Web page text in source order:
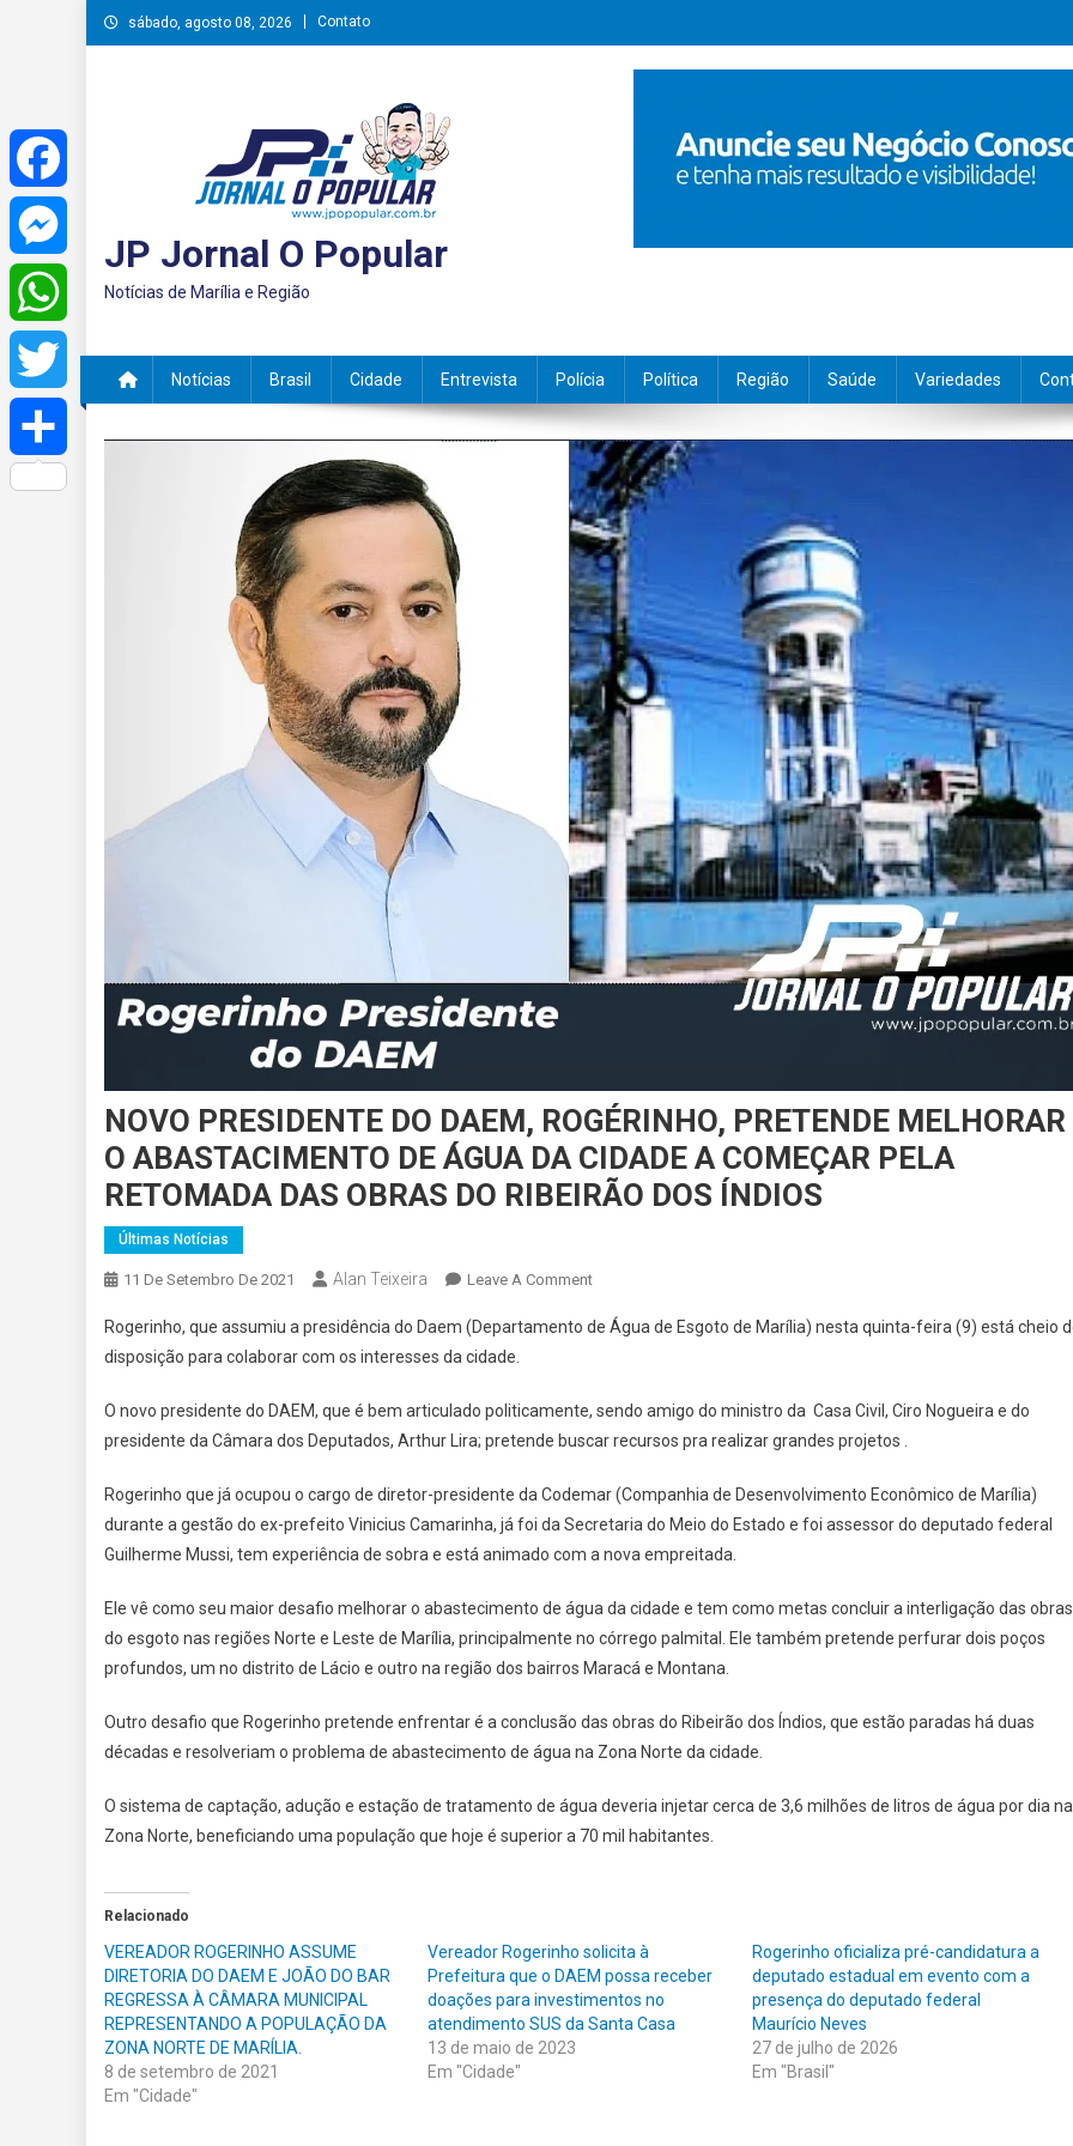
Skip
to
sábado, agosto 08, 2026 Contato
JP Jornal O Popular
Notícias de Marília e Região
Notícias Brasil Cidade Entrevista Polícia Política Região Saúde Variedades
NOVO PRESIDENTE DO DAEM, ROGÉRINHO, PRETENDE MELHORAR
O ABASTACIMENTO DE ÁGUA DA CIDADE A COMEÇAR PELA
RETOMADA DAS OBRAS DO RIBEIRÃO DOS ÍNDIOS
Últimas Notícias
11 De Setembro De 2021 Alan Teixeira Leave A CommentOn
PRESIDENTE
ROGÉRINHO,
PRETENDE
O
ABASTACIMENTO
DE
DA
CIDADE
A
PELA
RETOMADA
OBRAS
DO
Rogerinho, que assumiu a presidência do Daem (Departamento de Água de Esgoto de Marília) nesta quinta-feira (9) está cheio
disposição para colaborar com os interesses da cidade.
O novo presidente do DAEM, que é bem articulado politicamente, sendo amigo do ministro da Casa Civil, Ciro Nogueira e do
presidente da Câmara dos Deputados, Arthur Lira; pretende buscar recursos pra realizar grandes projetos .
Rogerinho que já ocupou o cargo de diretor-presidente da Codemar (Companhia de Desenvolvimento Econômico de Marília)
durante a gestão do ex-prefeito Vinicius Camarinha, já foi da Secretaria do Meio do Estado e foi assessor do deputado federal
Guilherme Mussi, tem experiência de sobra e está animado com a nova empreitada.
Ele vê como seu maior desafio melhorar o abastecimento de água da cidade e tem como metas concluir a interligação das obras
do esgoto nas regiões Norte e Leste de Marília, principalmente no córrego palmital. Ele também pretende perfurar dois poços
profundos, um no distrito de Lácio e outro na região dos bairros Maracá e Montana.
Outro desafio que Rogerinho pretende enfrentar é a conclusão das obras do Ribeirão dos Índios, que estão paradas há duas
décadas e resolveriam o problema de abastecimento de água na Zona Norte da cidade.
O sistema de captação, adução e estação de tratamento de água deveria injetar cerca de 3,6 milhões de litros de água por dia na
Zona Norte, beneficiando uma população que hoje é superior a 70 mil habitantes.
Relacionado
VEREADOR ROGERINHO ASSUME
DIRETORIA DO DAEM E JOÃO DO BAR
REGRESSA À CÂMARA MUNICIPAL
REPRESENTANDO A POPULAÇÃO DA
ZONA NORTE DE MARÍLIA.
8 de setembro de 2021
Em "Cidade"
Vereador Rogerinho solicita à
Prefeitura que o DAEM possa receber
doações para investimentos no
atendimento SUS da Santa Casa
13 de maio de 2023
Em "Cidade"
Rogerinho oficializa pré-candidatura a
deputado estadual em evento com a
presença do deputado federal
Maurício Neves
27 de julho de 2026
Em "Brasil"
Facebook
Messenger
WhatsApp
Twitter
Share